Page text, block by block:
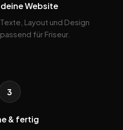
Website
Layout und Design
für Friseur.
3
& fertig